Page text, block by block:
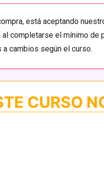
está aceptando
al completarse el mínimo de
cambios según el curso.
CURSO